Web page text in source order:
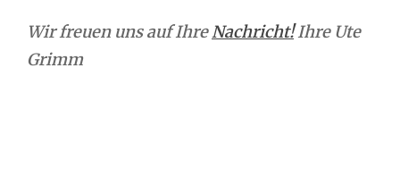
Wir freuen uns auf IhreNachricht!Ihre Ute
Grimm